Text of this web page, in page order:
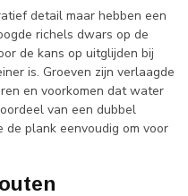
detail maar hebben een
richels dwars op de
de kans op uitglijden bij
is. Groeven zijn verlaagde
en voorkomen dat water
van een dubbel
plank eenvoudig om voor